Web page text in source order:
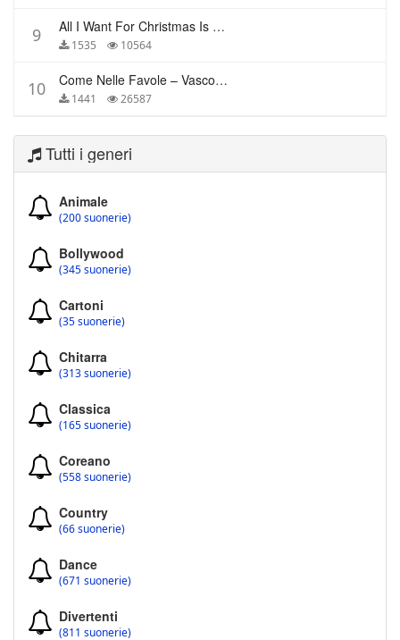
9 All I Want For Christmas Is You – Mariah Carey
1535 10564
10 Come Nelle Favole – Vasco Rossi
1441 26587
Tutti i generi
Animale
(200 suonerie)
Bollywood
(345 suonerie)
Cartoni
(35 suonerie)
Chitarra
(313 suonerie)
Classica
(165 suonerie)
Coreano
(558 suonerie)
Country
(66 suonerie)
Dance
(671 suonerie)
Divertenti
(811 suonerie)